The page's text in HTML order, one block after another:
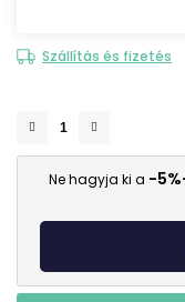
Szállítás és fizetés
Ne hagyja ki a -